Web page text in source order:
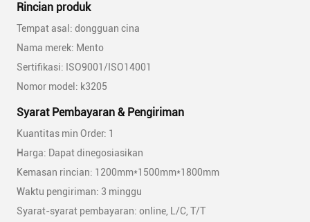
Rincian produk
Tempat asal: dongguan cina
Nama merek: Mento
Sertifikasi: ISO9001/ISO14001
Nomor model: k3205
Syarat Pembayaran & Pengiriman
Kuantitas min Order: 1
Harga: Dapat dinegosiasikan
Kemasan rincian: 1200mm*1500mm*1800mm
Waktu pengiriman: 3 minggu
Syarat-syarat pembayaran: online, L/C, T/T